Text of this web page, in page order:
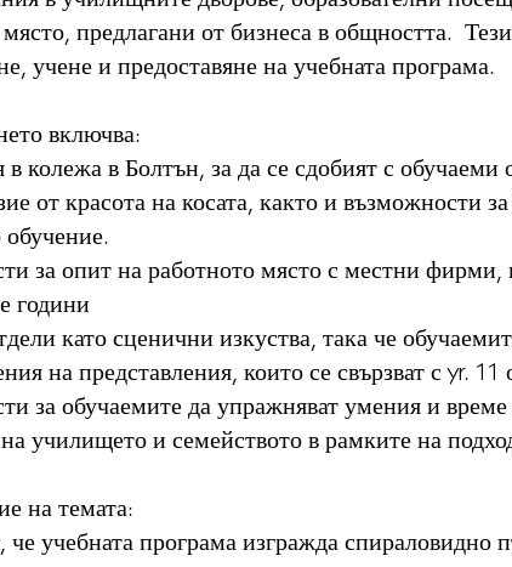
предлагани от бизнеса в общността.
учене и предоставяне на учебната програма.
включва:
колежа в Болтън, за да се сдобият с
от красота на косата, както и възможности
за опит на работното място с местни фирми,
години
като сценични изкуства, така че
на представления, които се свързват с yr.
за обучаемите да упражняват умения и
училището и семейството в рамките на
на темата:
че учебната програма изгражда спираловидно